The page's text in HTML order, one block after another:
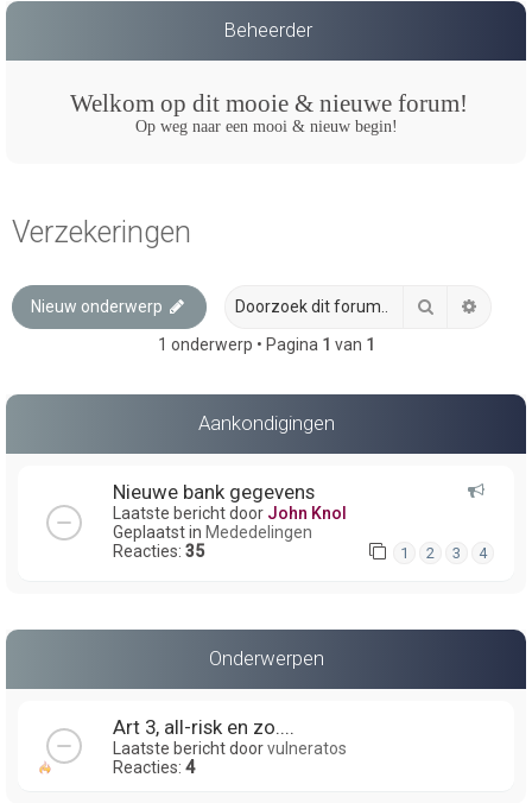
Beheerder
Welkom op dit mooie & nieuwe forum!
Op weg naar een mooi & nieuw begin!
Verzekeringen
Nieuw onderwerp Zoek
1 onderwerp • Pagina 1 van 1
Aankondigingen
Nieuwe bank gegevens
Laatste bericht door John Knol
Geplaatst in Mededelingen
Reacties: 35 1 2 3 4
Onderwerpen
Art 3, all-risk en zo....
Laatste bericht doorvulneratos
Reacties: 4